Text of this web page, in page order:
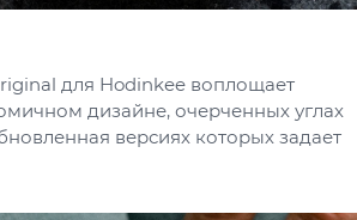
для Hodinkee воплощает
дизайне, очерченных углах
версиях которых задает